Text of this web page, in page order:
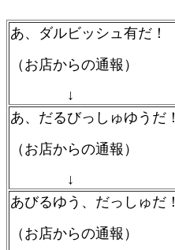
あ、ダルビッシュ有だ！
（お店からの通報）
↓
あ、だるびっしゅゆうだ！
（お店からの通報）
↓
あびるゆう、だっしゅだ！
（お店からの通報）